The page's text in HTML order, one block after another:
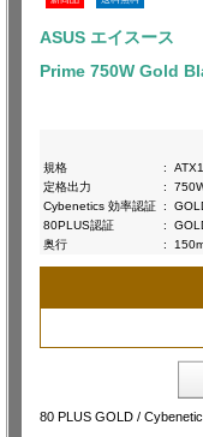
ASUS エイスース
Prime 750W Gold
規格
:
定格出力
:
Cybenetics 効率認証 :
80PLUS認証
:
奥行
:
80 PLUS GOLD /